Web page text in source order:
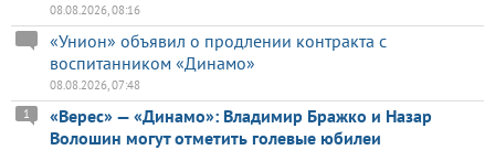
08.08.2026, 08:16
«Унион» объявил о продлении контракта с
воспитанником «Динамо»
08.08.2026, 07:48
«Верес» — «Динамо»: Владимир Бражко и Назар
Волошин могут отметить голевые юбилеи
1